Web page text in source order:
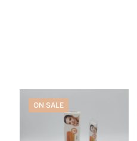
ON SALE